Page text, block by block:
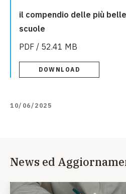
il compendio delle più
scuole
PDF / 52.41 MB
DOWNLOAD
10/06/2025
News ed